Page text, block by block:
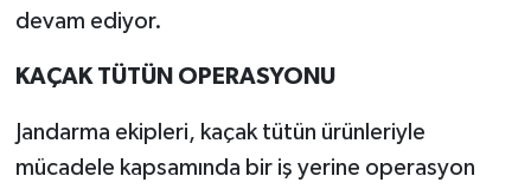
devam ediyor.
KAÇAK TÜTÜN OPERASYONU
Jandarma ekipleri, kaçak tütün ürünleriyle
mücadele kapsamında bir iş yerine operasyon